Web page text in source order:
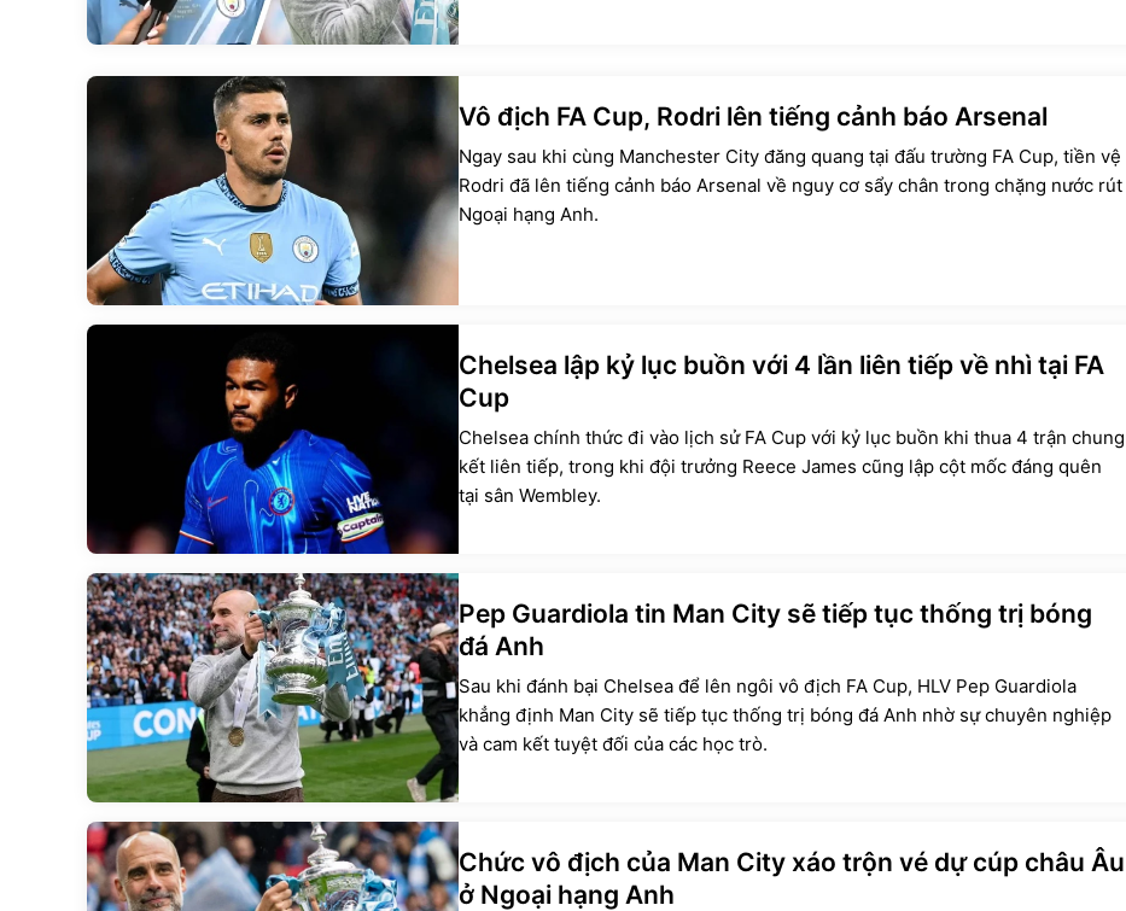
Vô địch FA Cup, Rodri lên tiếng cảnh báo Arsenal
Ngay sau khi cùng Manchester City đăng quang tại đấu trường FA Cup, tiền vệ
Rodri đã lên tiếng cảnh báo Arsenal về nguy cơ sẩy chân trong chặng nước rút
Ngoại hạng Anh.
Chelsea lập kỷ lục buồn với 4 lần liên tiếp về nhì tại FA
Cup
Chelsea chính thức đi vào lịch sử FA Cup với kỷ lục buồn khi thua 4 trận chung
kết liên tiếp, trong khi đội trưởng Reece James cũng lập cột mốc đáng quên
tại sân Wembley.
Pep Guardiola tin Man City sẽ tiếp tục thống trị bóng
đá Anh
Sau khi đánh bại Chelsea để lên ngôi vô địch FA Cup, HLV Pep Guardiola
khẳng định Man City sẽ tiếp tục thống trị bóng đá Anh nhờ sự chuyên nghiệp
và cam kết tuyệt đối của các học trò.
Chức vô địch của Man City xáo trộn vé dự cúp châu Âu
ở Ngoại hạng Anh